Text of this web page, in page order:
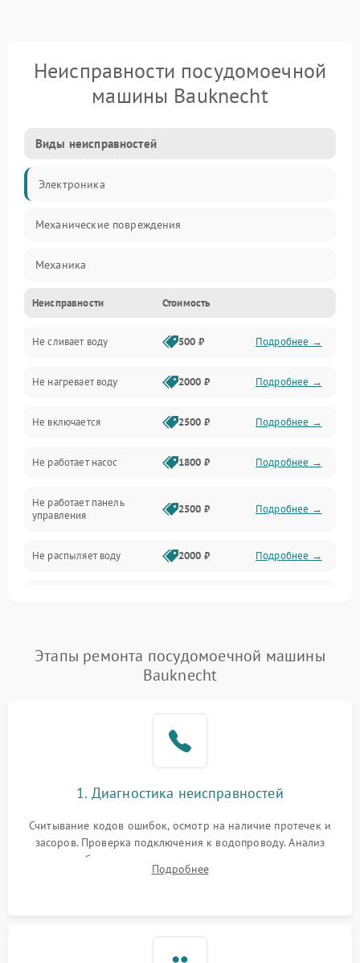
Неисправности посудомоечной
машины Bauknecht
Виды неисправностей
Электроника
Механические повреждения
Механика
Управление
Электропитание
Датчики
Нагрев
Вода
Гигиена
Программное обеспечение
Неисправности Стоимость
Не сливает воду 500 ₽ Подробнее →
Не нагревает воду 2000 ₽ Подробнее →
Не включается 2500 ₽ Подробнее →
Не работает насос 1800 ₽ Подробнее →
Не работает панель
управления
2500 ₽ Подробнее →
Не распыляет воду 2000 ₽ Подробнее →
Проблемы с набором
воды
1800 ₽ Подробнее →
1700 ₽
циркуляционным насосом
2100 ₽ Подробнее →
Этапы ремонта посудомоечной машины
Bauknecht
1. Диагностика неисправностей
Считывание кодов ошибок, осмотр на наличие протечек и
засоров. Проверка подключения к водопроводу. Анализ
жалоб на отсутствие слива, нагрева, вращения
разбрызгивателей или срабатывание системы защиты
Подробнее